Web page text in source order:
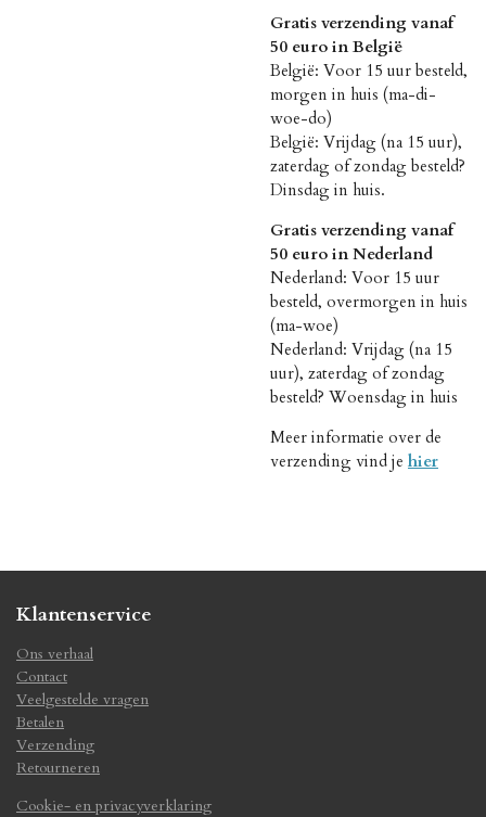
Gratis verzending vanaf
50 euro in België
België: Voor 15 uur besteld,
morgen in huis (ma-di-
woe-do)
België: Vrijdag (na 15 uur),
zaterdag of zondag besteld?
Dinsdag in huis.
Gratis verzending vanaf
50 euro in Nederland
Nederland: Voor 15 uur
besteld, overmorgen in huis
(ma-woe)
Nederland: Vrijdag (na 15
uur), zaterdag of zondag
besteld? Woensdag in huis
Meer informatie over de
verzending vind je hier
Klantenservice
Ons verhaal
Contact
Veelgestelde vragen
Betalen
Verzending
Retourneren
Cookie- en privacyverklaring